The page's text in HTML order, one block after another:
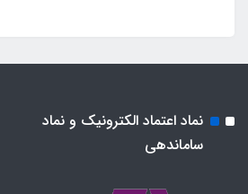
نماد اعتماد الکترونیک و نماد
ساماندهی